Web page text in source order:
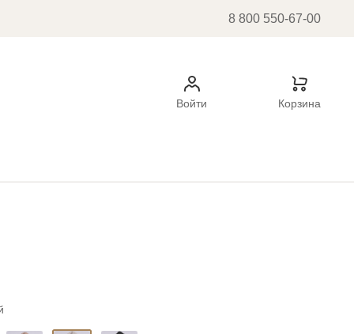
8 800 550-67-00
Войти Корзина